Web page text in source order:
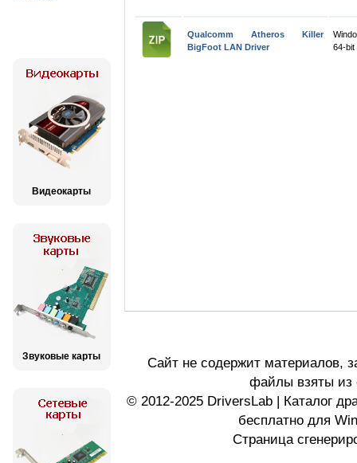
Видеокарты
Звуковые карты
Qualcomm Atheros Killer
BigFoot LAN Driver
64-bit
Сайт не содержит материалов,
файлы взяты из
© 2012-2025 DriversLab | Каталог
бесплатно для
Страница